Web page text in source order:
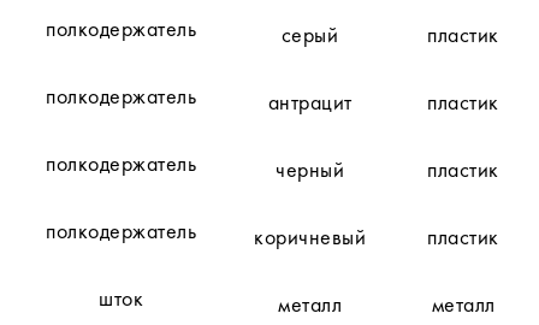
полкодержатель серый пластик
полкодержатель антрацит пластик
полкодержатель черный пластик
полкодержатель коричневый пластик
шток металл металл